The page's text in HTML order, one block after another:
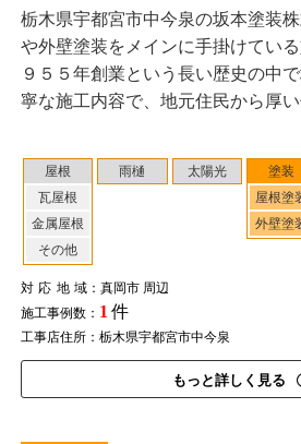
屋根
瓦屋根
金属屋根
その他
雨樋 太陽光
塗装
屋根塗
外壁塗
対応地域：真岡市 周辺
施工事例数： 1 件
工事店住所：栃木県宇都宮市中今泉
もっと詳しく見る
栃木県宇都宮市中今泉の坂本塗装
や外壁塗装をメインに手掛けてい
９５５年創業という長い歴史の中
寧な施工内容で、地元住民から厚い